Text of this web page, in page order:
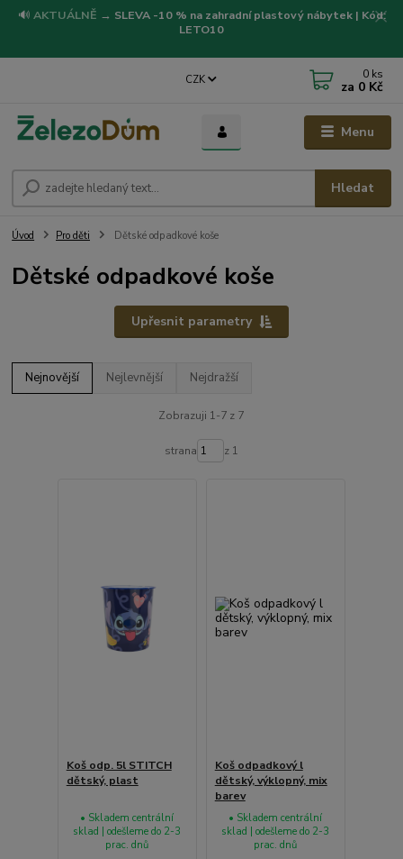
🔊 AKTUÁLNĚ → SLEVA -10 % na zahradní plastový nábytek | Kód:
LETO10
Menu
CZK
Hledat
0 ks
za 0 Kč
Úvod Pro děti Dětské odpadkové koše
Dětské odpadkové koše
Upřesnit parametry
Nejnovější Nejlevnější Nejdražší
Zobrazuji 1-7 z 7
strana z 1
Koš odp. 5l STITCH
dětský, plast
• Skladem centrální
sklad | odešleme do 2-3
prac. dnů
Koš odpadkový l
dětský, výklopný, mix
barev
• Skladem centrální
sklad | odešleme do 2-3
prac. dnů